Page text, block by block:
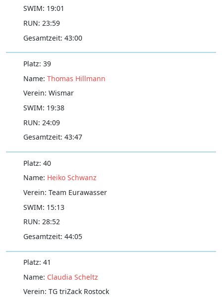
19:01
23:59
43:00
39
Thomas Hillmann
Wismar
19:38
24:09
43:47
40
Heiko Schwanz
Team Eurawasser
15:13
28:52
44:05
41
Claudia Scheltz
TG triZack Rostock